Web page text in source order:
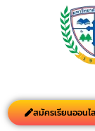
สมัครเรียนออนไ